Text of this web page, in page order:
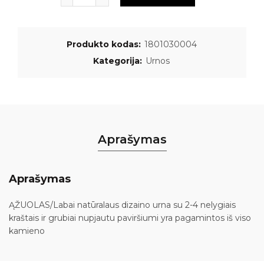
Produkto kodas: 1801030004
Kategorija: Urnos
Aprašymas
Aprašymas
ĄŽUOLAS/Labai natūralaus dizaino urna su 2-4 nelygiais
kraštais ir grubiai nupjautu paviršiumi yra pagamintos iš viso
kamieno